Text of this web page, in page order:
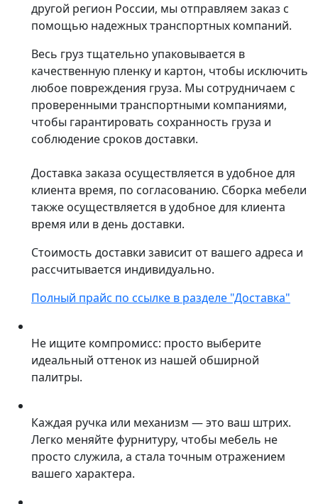
другой регион России, мы отправляем заказ с
помощью надежных транспортных компаний.
Весь груз тщательно упаковывается в
качественную пленку и картон, чтобы исключить
любое повреждения груза. Мы сотрудничаем с
проверенными транспортными компаниями,
чтобы гарантировать сохранность груза и
соблюдение сроков доставки.
Доставка заказа осуществляется в удобное для
клиента время, по согласованию. Сборка мебели
также осуществляется в удобное для клиента
время или в день доставки.
Стоимость доставки зависит от вашего адреса и
рассчитывается индивидуально.
Полный прайс по ссылке в разделе "Доставка"
Не ищите компромисс: просто выберите
идеальный оттенок из нашей обширной
палитры.
Каждая ручка или механизм — это ваш штрих.
Легко меняйте фурнитуру, чтобы мебель не
просто служила, а стала точным отражением
вашего характера.